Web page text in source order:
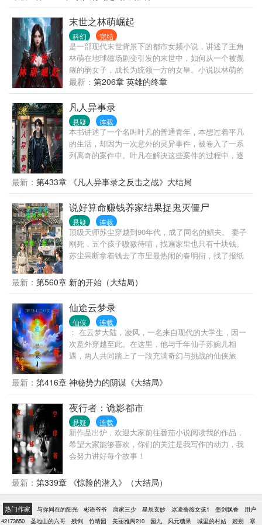
展开热烈追求。尽管姜稚因唐俊熙之死和复仇之事无
心恋爱，但沈卿尘的真诚与坚持逐渐打动了她。两人
结婚后过着幸福的同居生活，然而，沈卿尘得知父亲
可能被江陵川和继母谋害，为保护姜稚，他违心提出
离婚并带回江瑶。姜稚心碎不已，却并未放弃。她暗
中调查，发现沈卿尘父亲的死因与唐俊熙家族被灭有
关，背后指向神秘组织。在此期间，姜稚生下龙凤
胎，只透露女儿的存在。姜稚在调查中结识被江陵川
终，她与沈卿尘在危机中重逢，携手对抗神秘组织。
在最终对决中，姜稚和沈卿尘生死一线，展现出坚定
的爱情和勇气。姜稚也告诉凌轩他们还有一个儿子。
神秘组织被摧毁后，正义得到伸张，姜稚和沈卿尘迎
来幸福美满的结局，儿女茁壮成长，开始肩负起家族
走向更加辉煌的未来。故事中，姜稚展现出坚韧不拔
的意志，她与沈卿尘之间爱而不得.....
末世之林萌崛起
科幻 完结
是一部现代末世背景下的都市女频小说，讲述了主角
林萌在地球磁场剧变引发的末世中，如何从一个被觊
觎的弱女子，成长为统领一方的女皇。小说以林萌的
个人成长和势力扩张为主线，描绘了她如何在末世的
混乱中，凭借智慧和勇气，以及神秘系统的帮助，逐
步建立起自己的秩序和势力。故事中，林萌不仅要面
对末世的残酷挑战，还要应对人性的复杂和权力的斗
争，最终带领人们走向新的希望。
最新： 第206章 英雄的终章
凡人异事录
悬疑 连载
本书讲述了一个名叫叶凡的普通青年，本想过着平凡
的生活，却因为一次意外的灵异事件，被卷入了一系
列离奇的案件中。叶凡在解决这些案件的过程中，逐
也揭开了一个个隐藏在都市背后的恐怖秘密。在一系
列事件中，叶凡遇到各种奇人异事以及奇葩怪物，实
力也不断提升，随着实力不断提升，最后发现一个又
一个关于自己的未解之谜，个性鲜明，以软硬不吃，
只信自己的真理为主体展开所有情节。
最新： 第433章 《凡人异事录之反击之战》大结局
说好算命赚钱养家结果捉鬼灭僵尸
悬疑 连载
顶级天师苏尘穿越到90年代，成了同名的鳏夫。 妻子
刚死，五个孩子嗷嗷待哺，找遍家里也只有十块钱。
苏尘果断拿着钱去了市里最热闹的春明街，找了报纸
踪，在你女婿家灶台里哦。” 一天后，翠城城郊一民屋
灶台挖出死尸传遍街市。 “妹子，等会儿你男友给你的
烟别抽。” 半小时后，街市口发生枪战，警车带走了穷
凶极恶的毒贩。 “叔，你儿子跟你媳妇在大战呢，现在
回去还能看现场。” 十分钟后，楼上赤裸的年轻男子一
跃而下，慌忙想逃，被围住。 有不信邪的男人去算
命。 苏尘掐指一算:“你是逃犯!” 渐渐地，春明街上的人
都知道，苏尘何止会算命？这后生仔牛着嘞……
最新： 第560章 新的开始（大结局）
仙途云梦录
仙侠 连载
： 在云梦大陆，凌风，一名来自现代的大学生，因一
次意外穿越至此。在这里，他与千年仙子苏婉儿相
遇，两人共同踏上了一段充满奇幻与挑战的仙侠旅
韧，智慧过人，拥有现代世界的知识。穿越后逐渐觉
醒体内的仙力，成为一代仙侠。 女主角：苏婉儿，云
梦大陆上的仙子，拥有千年修行，性格温婉。在凌风
的引导下，开始对人间情感有了更深的理解。
最新： 第416章 神秘势力的阴谋《大结局》
夜行者：诡影都市
悬疑 连载
新作品出炉，欢迎大家前往番茄小说阅读我的作品，
希望大家能够喜欢，你们的关注是我写作的动力，我
会努力讲好每个故事！
最新： 第339章 《惊险的潜入》（大结局）
热门作家 与你同在的阳光 彬语爷爷 唐家三少 星辰玄妙 冰凌蔷薇女孩1 墨剑飘香
用户
42173650
圣地山的六哥 残剑 竹晴园 美丽雅阁210 园九 凤元糖果 城里的村姑 姬朔 寒